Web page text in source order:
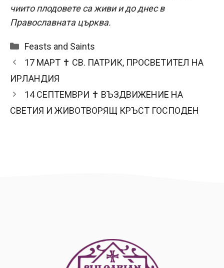
чиито плодовете са живи и до днес в
Православната църква.
Categories
Feasts and Saints
17 МАРТ ✝ СВ. ПАТРИК, ПРОСВЕТИТЕЛ НА
ИРЛАНДИЯ
14 СЕПТЕМВРИ ✝ ВЪЗДВИЖЕНИЕ НА
СВЕТИЯ И ЖИВОТВОРЯЩ КРЪСТ ГОСПОДЕН